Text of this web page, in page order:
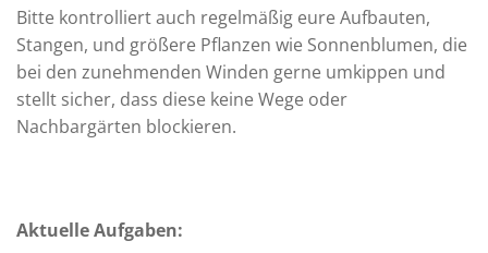
Bitte kontrolliert auch regelmäßig eure Aufbauten,
Stangen, und größere Pflanzen wie Sonnenblumen, die
bei den zunehmenden Winden gerne umkippen und
stellt sicher, dass diese keine Wege oder
Nachbargärten blockieren.
Aktuelle Aufgaben: